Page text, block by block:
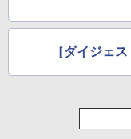
［ダイジェ